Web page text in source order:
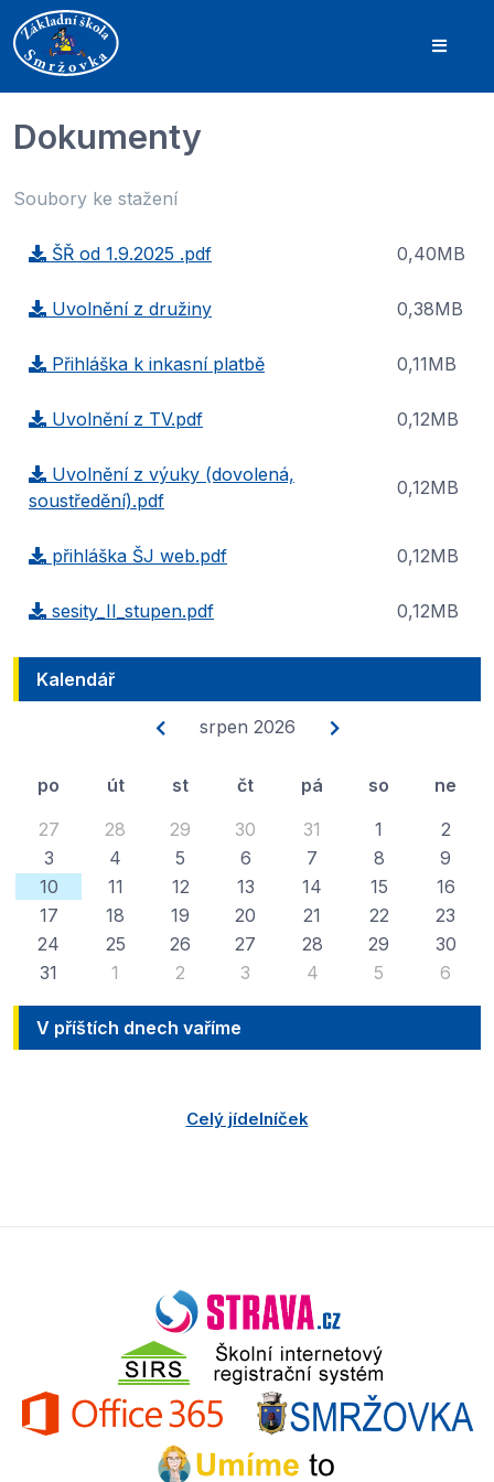
Dokumenty
Soubory ke stažení
ŠŘ od 1.9.2025 .pdf 0,40MB
Uvolnění z družiny 0,38MB
Přihláška k inkasní platbě 0,11MB
Uvolnění z TV.pdf 0,12MB
Uvolnění z výuky (dovolená,
soustředění).pdf
0,12MB
přihláška ŠJ web.pdf 0,12MB
sesity_II_stupen.pdf 0,12MB
Kalendář
srpen 2026
po út st čt pá so
ne
27
28 29 30 31 1
2
3
4 5 6 7 8
9
10
11 12 13 14 15
16
17
18 19 20 21 22
23
24
25 26 27 28 29
30
31
1 2 3 4 5 6
V příštích dnech vaříme
Celý jídelníček